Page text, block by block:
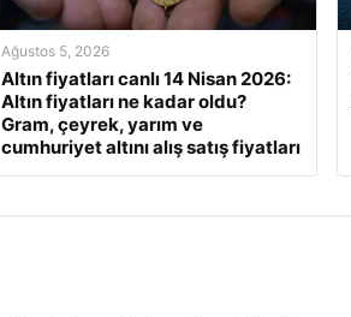
Ağustos 5, 2026
Altın fiyatları canlı 14 Nisan 2026:
Altın fiyatları ne kadar oldu?
Gram, çeyrek, yarım ve
cumhuriyet altını alış satış fiyatları